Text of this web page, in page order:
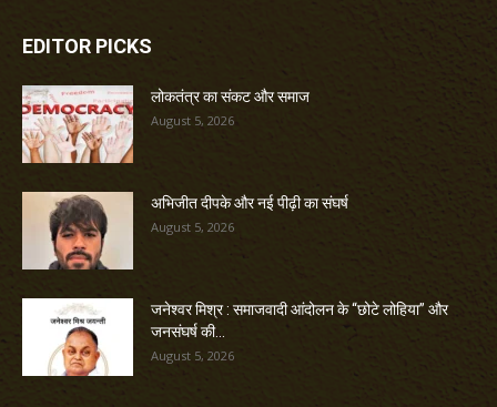
EDITOR PICKS
लोकतंत्र का संकट और समाज
August 5, 2026
अभिजीत दीपके और नई पीढ़ी का संघर्ष
August 5, 2026
जनेश्वर मिश्र : समाजवादी आंदोलन के “छोटे लोहिया” और
जनसंघर्ष की...
August 5, 2026